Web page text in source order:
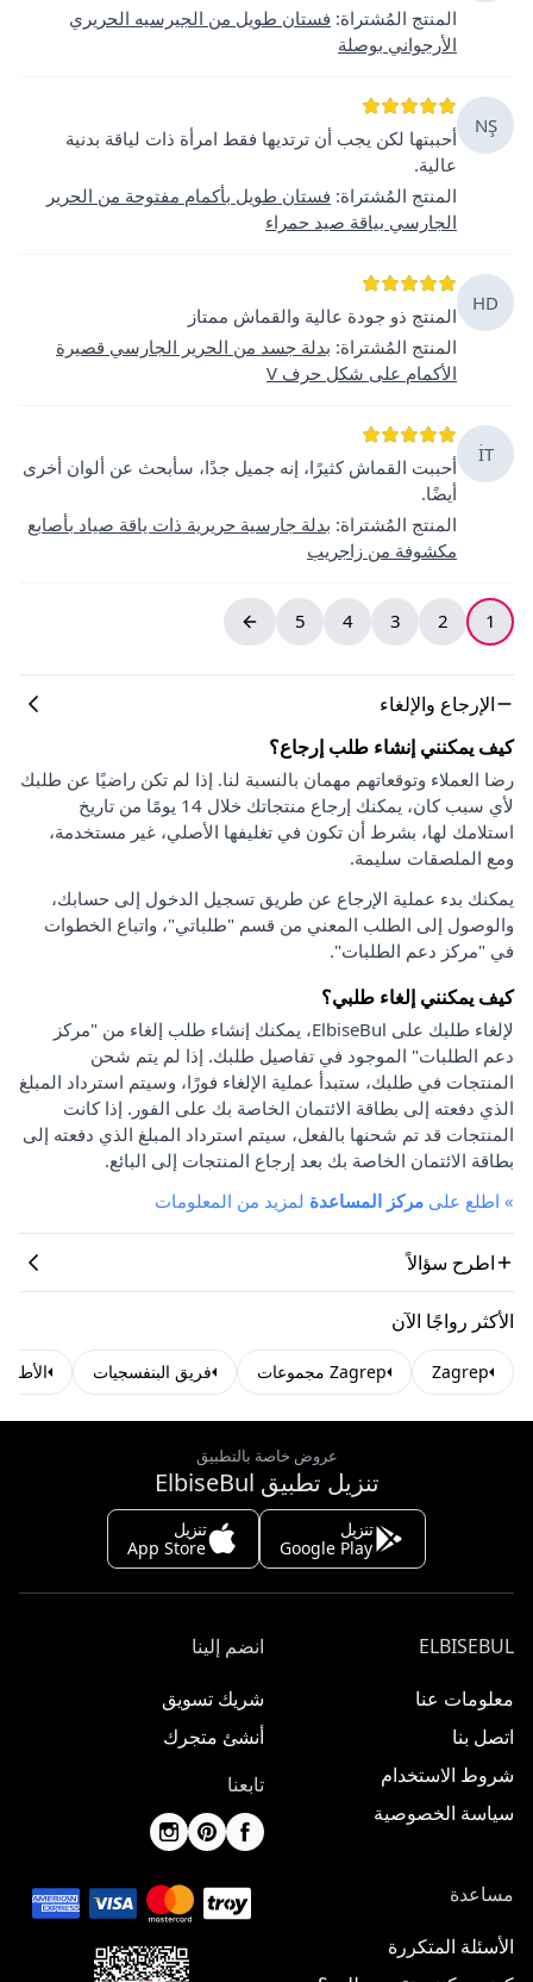
المنتج المُشتراة: فستان طويل من الجيرسيه الحريري
الأرجواني بوصلة
NŞ
أحببتها لكن يجب أن ترتديها فقط امرأة ذات لياقة بدنية
عالية.
المنتج المُشتراة: فستان طويل بأكمام مفتوحة من الحرير
الجارسي بياقة صيد حمراء
HD
المنتج ذو جودة عالية والقماش ممتاز
المنتج المُشتراة: بدلة جسد من الحرير الجارسي قصيرة
الأكمام على شكل حرف V
İT
أحببت القماش كثيرًا، إنه جميل جدًا، سأبحث عن ألوان أخرى
أيضًا.
المنتج المُشتراة: بدلة جارسية حريرية ذات ياقة صياد بأصابع
مكشوفة من زاجريب
1
2
3
4
5
الإرجاع والإلغاء
كيف يمكنني إنشاء طلب إرجاع؟
رضا العملاء وتوقعاتهم مهمان بالنسبة لنا. إذا لم تكن راضيًا عن طلبك
لأي سبب كان، يمكنك إرجاع منتجاتك خلال 14 يومًا من تاريخ
استلامك لها، بشرط أن تكون في تغليفها الأصلي، غير مستخدمة،
ومع الملصقات سليمة.
يمكنك بدء عملية الإرجاع عن طريق تسجيل الدخول إلى حسابك،
والوصول إلى الطلب المعني من قسم "طلباتي"، واتباع الخطوات
في "مركز دعم الطلبات".
كيف يمكنني إلغاء طلبي؟
لإلغاء طلبك على ElbiseBul، يمكنك إنشاء طلب إلغاء من "مركز
دعم الطلبات" الموجود في تفاصيل طلبك. إذا لم يتم شحن
المنتجات في طلبك، ستبدأ عملية الإلغاء فورًا، وسيتم استرداد المبلغ
الذي دفعته إلى بطاقة الائتمان الخاصة بك على الفور. إذا كانت
المنتجات قد تم شحنها بالفعل، سيتم استرداد المبلغ الذي دفعته إلى
بطاقة الائتمان الخاصة بك بعد إرجاع المنتجات إلى البائع.
» اطلع على مركز المساعدة لمزيد من المعلومات
اطرح سؤالاً
الأكثر رواجًا الآن
Zagrep Zagrep مجموعات فريق البنفسجيات
عروض خاصة بالتطبيق
تنزيل تطبيق ElbiseBul
تنزيل
Google Play
تنزيل
App Store
ELBISEBUL
معلومات عنا
اتصل بنا
شروط الاستخدام
سياسة الخصوصية
انضم إلينا
شريك تسويق
أنشئ متجرك
تابعنا
مساعدة
الأسئلة المتكررة